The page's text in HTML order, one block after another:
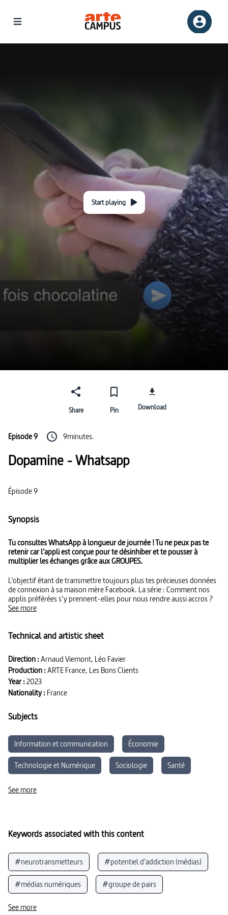
Start playing
Share Pin Download
Episode 9 9minutes.
Dopamine - Whatsapp
Épisode 9
Synopsis
Tu consultes WhatsApp à longueur de journée ! Tu ne peux pas te
retenir car l’appli est conçue pour te désinhiber et te pousser à
multiplier les échanges grâce aux GROUPES.
L’objectif étant de transmettre toujours plus tes précieuses données
de connexion à sa maison mère Facebook. La série : Comment nos
applis préférées s’y prennent-elles pour nous rendre aussi accros ?
See more
Technical and artistic sheet
Direction :Arnaud Viemont, Léo Favier
Production :ARTE France, Les Bons Clients
Year :2023
Nationality :France
Subjects
Information et communication
Économie
Technologie et Numérique
Sociologie
Santé
Sciences du vivant
See more
Keywords associated with this content
#neurotransmetteurs #potentiel d’addiction (médias)
#médias numériques #groupe de pairs
#contrôle (éducation aux médias)
See more